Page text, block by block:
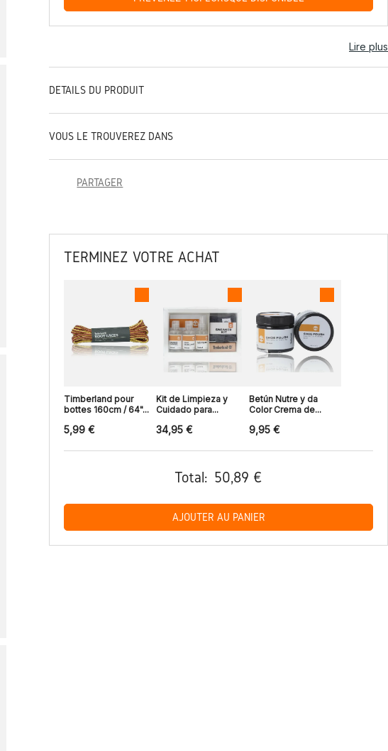
Lire plus
DÉTAILS DU PRODUIT
VOUS LE TROUVEREZ DANS
PARTAGER
TERMINEZ VOTRE ACHAT
Timberland pour
bottes 160cm / 64"...
5,99 €
Kit de Limpieza y
Cuidado para...
34,95 €
Betún Nutre y da
Color Crema de...
9,95 €
Total: 50,89 €
AJOUTER AU PANIER